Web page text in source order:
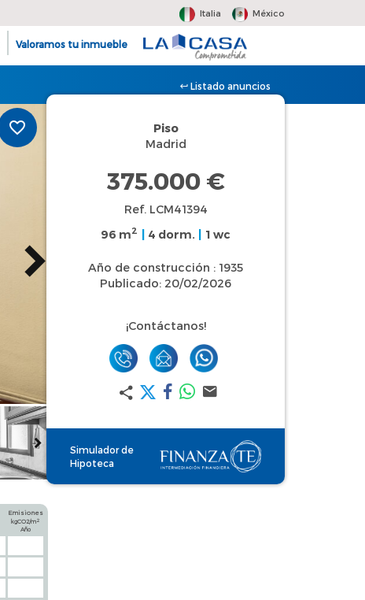
Italia México
Valoramos tu inmueble
Listado anuncios
Emisiones
kgCO2/m2
Año
Piso
Madrid
375.000 €
Ref. LCM41394
96 m2 4 dorm. 1 wc
Año de construcción : 1935
Publicado: 20/02/2026
¡Contáctanos!
Simulador de
Hipoteca